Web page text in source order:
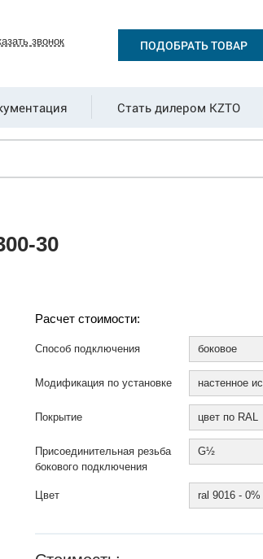
звонок ПОДОБРАТЬ ТОВАР
Стать дилером KZTO
30
Расчет стоимости:
Способ подключения боковое
Модификация по установке настенное
Покрытие цвет по RAL
Присоединительная резьба
бокового подключения
G½
Цвет ral 9016 - 0%